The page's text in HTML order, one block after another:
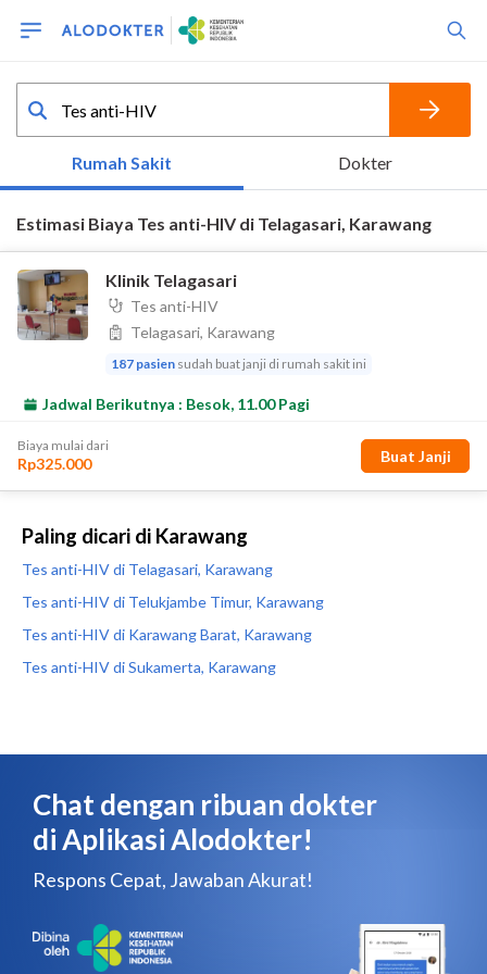
Paling dicari di Karawang
Tes anti-HIV di Telagasari, Karawang
Tes anti-HIV di Telukjambe Timur, Karawang
Tes anti-HIV di Karawang Barat, Karawang
Tes anti-HIV di Sukamerta, Karawang